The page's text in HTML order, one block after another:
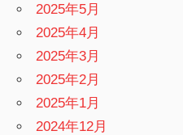
2025年5月
2025年4月
2025年3月
2025年2月
2025年1月
2024年12月